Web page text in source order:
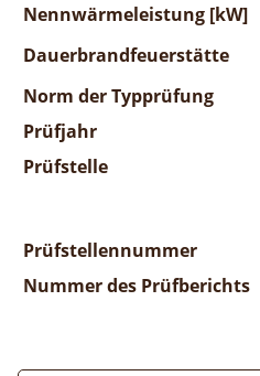
Nennwärmeleistung [kW]
Dauerbrandfeuerstätte
Norm der Typprüfung
Prüfjahr
Prüfstelle
Prüfstellennummer
Nummer des Prüfberichts